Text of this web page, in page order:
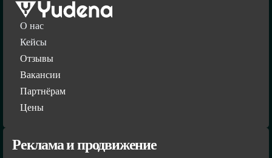
О нас
Кейсы
Отзывы
Вакансии
Партнёрам
Цены
Реклама и продвижение